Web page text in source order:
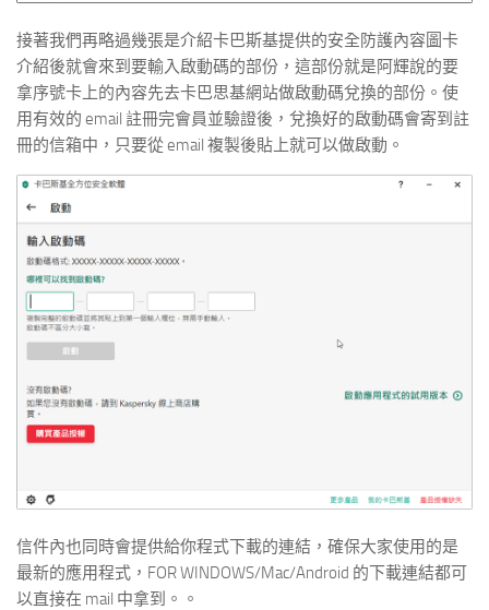
接著我們再略過幾張是介紹卡巴斯基提供的安全防護內容圖卡
介紹後就會來到要輸入啟動碼的部份，這部份就是阿輝說的要
拿序號卡上的內容先去卡巴思基網站做啟動碼兌換的部份。使
用有效的 email 註冊完會員並驗證後，兌換好的啟動碼會寄到註
冊的信箱中，只要從 email 複製後貼上就可以做啟動。
信件內也同時會提供給你程式下載的連結，確保大家使用的是
最新的應用程式，FOR WINDOWS/Mac/Android 的下載連結都可
以直接在 mail 中拿到。。